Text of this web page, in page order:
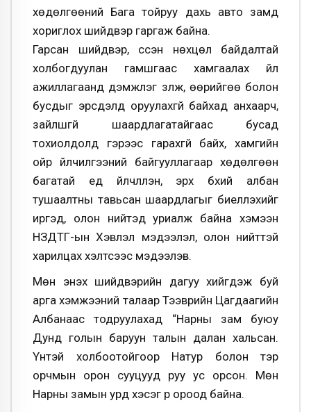
хөдөлгөөний Бага тойруу дахь авто замд
хориглох шийдвэр гаргаж байна.
Гарсан шийдвэр, үүссэн нөхцөл байдалтай
холбогдуулан гамшгаас хамгаалах үйл
ажиллагаанд дэмжлэг үзүүлж, өөрийгөө болон
бусдыг эрсдэлд оруулахгүй байхад анхаарч,
зайлшгүй шаардлагатайгаас бусад
тохиолдолд гэрээс гарахгүй байх, хамгийн
ойр үйлчилгээний байгууллагаар хөдөлгөөн
багатай үед үйлчлүүлэн, эрх бүхий албан
тушаалтны тавьсан шаардлагыг биелүүлэхийг
иргэд, олон нийтэд уриалж байна хэмээн
НЗДТГ-ын Хэвлэл мэдээлэл, олон нийттэй
харилцах хэлтсээс мэдээлэв.
Мөн энэхүү шийдвэрийн дагуу хийгдэж буй
арга хэмжээний талаар Тээврийн Цагдаагийн
Албанаас тодруулахад “Нарны зам буюу
Дунд голын баруун талын далан хальсан.
Үүнтэй холбоотойгоор Натур болон тэр
орчмын орон сууцууд руу ус орсон. Мөн
Нарны замын урд хэсэг рүү ороод байна.